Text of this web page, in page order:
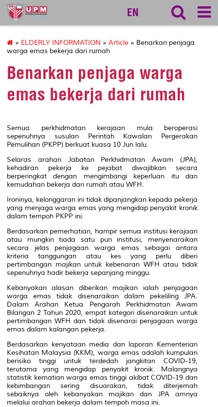
myageing
EN
» ELDERLY INFORMATION » Article » Benarkan penjaga
warga emas bekerja dari rumah
Benarkan penjaga warga
emas bekerja dari rumah
Semua perkhidmatan kerajaan mula beroperasi
sepenuhnya susulan Perintah Kawalan Pergerakan
Pemulihan (PKPP) berkuat kuasa 10 Jun lalu.
Selaras arahan Jabatan Perkhidmatan Awam (JPA),
kehadiran pekerja ke pejabat diwajibkan secara
berperingkat dengan mengimbangi keperluan itu dan
kemudahan bekerja dari rumah atau WFH.
Ironinya, kelonggaran ini tidak dipanjangkan kepada pekerja
yang menjaga warga emas yang mengidap penyakit kronik
dalam tempoh PKPP ini.
Berdasarkan pemerhatian, hampir semua institusi kerajaan
atau mungkin tiada satu pun institusi, menyenaraikan
secara jelas penjagaan warga emas sebagai antara
kriteria tanggungan atau kes yang perlu diberi
pertimbangan majikan untuk kebenaran WFH atau tidak
sepenuhnya hadir bekerja sepanjang minggu.
Kebanyakan alasan diberikan majikan ialah penjagaan
warga emas tidak disenaraikan dalam pekeliling JPA.
Dalam Arahan Ketua Pengarah Perkhidmatan Awam
Bilangan 2 Tahun 2020, empat kategori disenaraikan untuk
pertimbangan WFH dan tidak disenarai penjagaan warga
emas dalam kalangan pekerja.
Berdasarkan kenyataan media dan laporan Kementerian
Kesihatan Malaysia (KKM), warga emas adalah kumpulan
berisiko tinggi untuk terdedah jangkitan COVID-19,
terutama yang mengidap penyakit kronik. Malangnya
statistik kematian warga emas tinggi akibat COVID-19 dan
kebimbangan sering disuarakan, tidak diterjemah
sebaiknya oleh kebanyakan majikan dan JPA amnya
melalui arahan bekerja dalam tempoh masa ini.